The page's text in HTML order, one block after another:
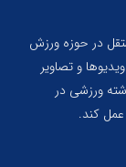
در حوزه ورزش
و تصاویر
ورزشی در
کند.